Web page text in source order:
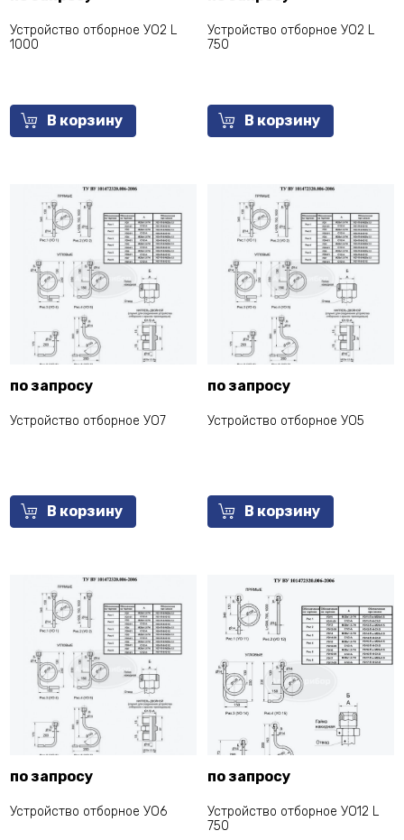
Устройство отборное УО2 L
1000
В корзину
Устройство отборное УО2 L
750
В корзину
по запросу
Устройство отборное УО7
В корзину
по запросу
Устройство отборное УО5
В корзину
по запросу
Устройство отборное УО6
по запросу
Устройство отборное УО12 L
750